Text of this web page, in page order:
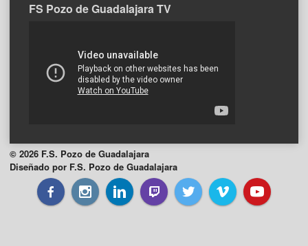
FS Pozo de Guadalajara TV
© 2026 F.S. Pozo de Guadalajara
Diseñado por F.S. Pozo de Guadalajara